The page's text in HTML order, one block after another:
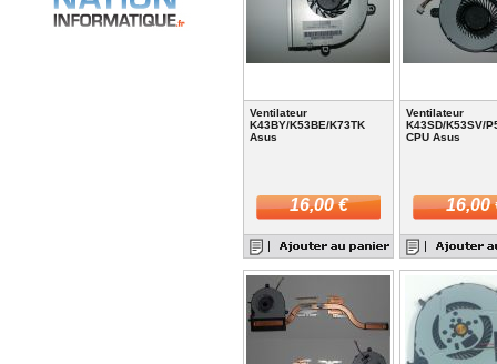
Ventilateur
K43BY/K53BE/K73TK
Asus
16,00 €
Ventilateur
K43SD/K53SV/
CPU Asus
16,00